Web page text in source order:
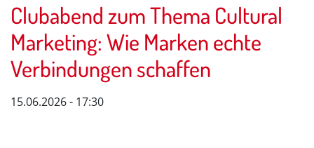
Clubabend zum Thema Cultural
Marketing: Wie Marken echte
Verbindungen schaffen
15.06.2026 - 17:30